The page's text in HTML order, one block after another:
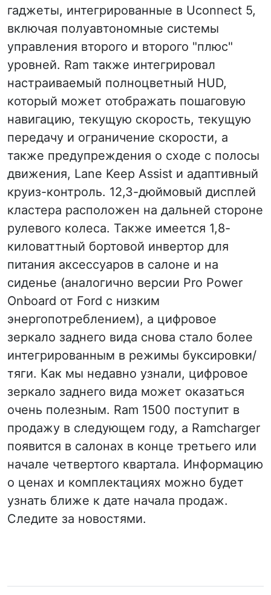
гаджеты, интегрированные в Uconnect 5,
включая полуавтономные системы
управления второго и второго "плюс"
уровней. Ram также интегрировал
настраиваемый полноцветный HUD,
который может отображать пошаговую
навигацию, текущую скорость, текущую
передачу и ограничение скорости, а
также предупреждения о сходе с полосы
движения, Lane Keep Assist и адаптивный
круиз-контроль. 12,3-дюймовый дисплей
кластера расположен на дальней стороне
рулевого колеса. Также имеется 1,8-
киловаттный бортовой инвертор для
питания аксессуаров в салоне и на
сиденье (аналогично версии Pro Power
Onboard от Ford с низким
энергопотреблением), а цифровое
зеркало заднего вида снова стало более
интегрированным в режимы буксировки/
тяги. Как мы недавно узнали, цифровое
зеркало заднего вида может оказаться
очень полезным. Ram 1500 поступит в
продажу в следующем году, а Ramcharger
появится в салонах в конце третьего или
начале четвертого квартала. Информацию
о ценах и комплектациях можно будет
узнать ближе к дате начала продаж.
Следите за новостями.